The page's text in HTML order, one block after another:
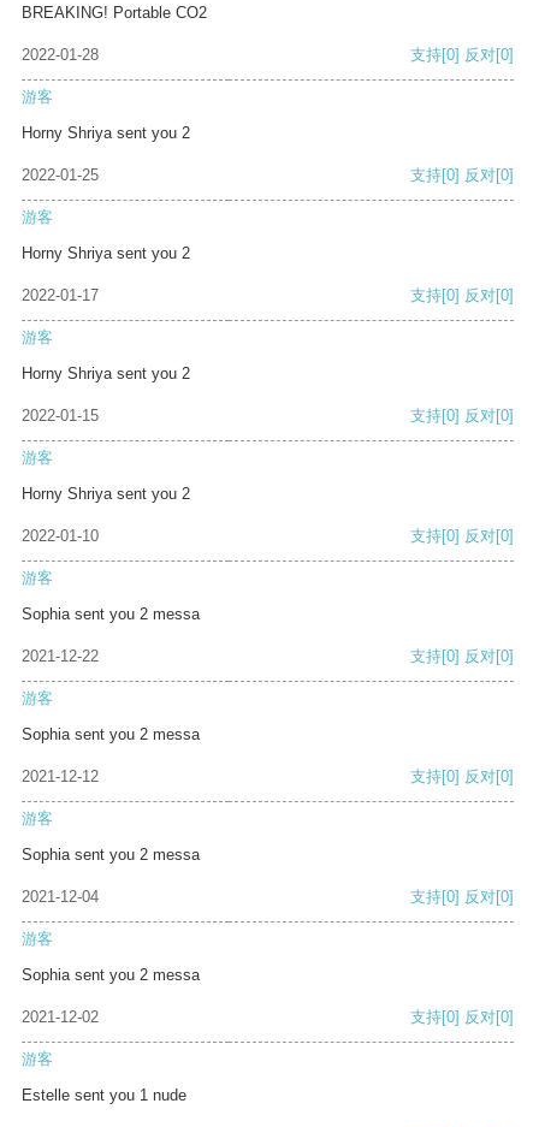
BREAKING! Portable CO2
2022-01-28 支持[0] 反对[0]
游客
Horny Shriya sent you 2
2022-01-25 支持[0] 反对[0]
游客
Horny Shriya sent you 2
2022-01-17 支持[0] 反对[0]
游客
Horny Shriya sent you 2
2022-01-15 支持[0] 反对[0]
游客
Horny Shriya sent you 2
2022-01-10 支持[0] 反对[0]
游客
Sophia sent you 2 messa
2021-12-22 支持[0] 反对[0]
游客
Sophia sent you 2 messa
2021-12-12 支持[0] 反对[0]
游客
Sophia sent you 2 messa
2021-12-04 支持[0] 反对[0]
游客
Sophia sent you 2 messa
2021-12-02 支持[0] 反对[0]
游客
Estelle sent you 1 nude